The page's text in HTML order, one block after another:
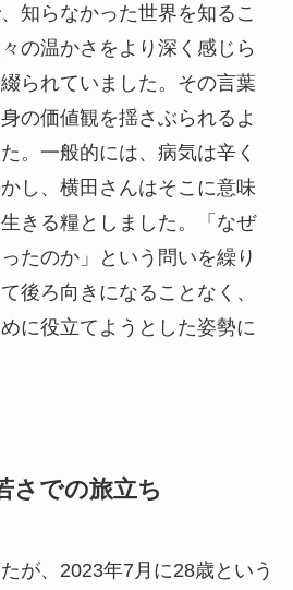
知らなかった世界を知るこ
の温かさをより深く感じら
られていました。その言葉
の価値観を揺さぶられるよ
。一般的には、病気は辛く
し、横田さんはそこに意味
きる糧としました。「なぜ
たのか」という問いを繰り
後ろ向きになることなく、
に役立てようとした姿勢に
さでの旅立ち
が、2023年7月に28歳という